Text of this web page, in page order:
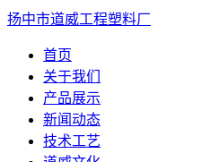
扬中市道威工程塑料厂
首页
关于我们
产品展示
新闻动态
技术工艺